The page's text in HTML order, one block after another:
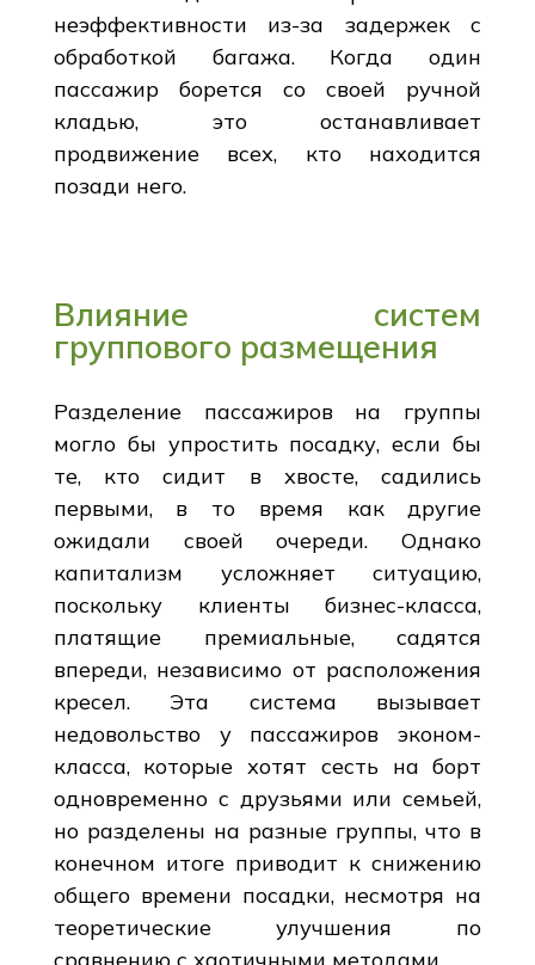
неэффективности из-за задержек с
обработкой багажа. Когда один
пассажир борется со своей ручной
кладью, это останавливает
продвижение всех, кто находится
позади него.
Влияние систем
группового размещения
Разделение пассажиров на группы
могло бы упростить посадку, если бы
те, кто сидит в хвосте, садились
первыми, в то время как другие
ожидали своей очереди. Однако
капитализм усложняет ситуацию,
поскольку клиенты бизнес-класса,
платящие премиальные, садятся
впереди, независимо от расположения
кресел. Эта система вызывает
недовольство у пассажиров эконом-
класса, которые хотят сесть на борт
одновременно с друзьями или семьей,
но разделены на разные группы, что в
конечном итоге приводит к снижению
общего времени посадки, несмотря на
теоретические улучшения по
сравнению с хаотичными методами.